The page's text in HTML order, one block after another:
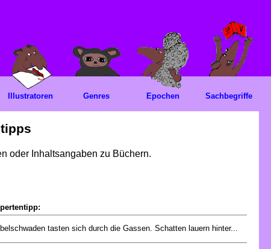
oder Inhaltsangaben zu Büchern.
tasten sich durch die Gassen. Schatten lauern hinter...
Illustratoren Genres Epochen Sachbegriffe